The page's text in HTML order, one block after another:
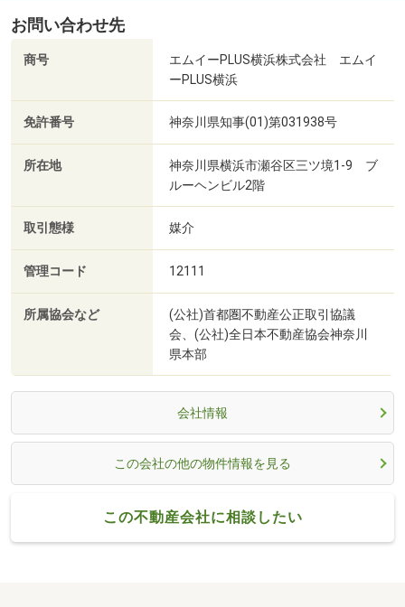
お問い合わせ先
商号
エムイーPLUS横浜株式会社 エムイ
ーPLUS横浜
免許番号 神奈川県知事(01)第031938号
所在地
神奈川県横浜市瀬谷区三ツ境1-9 ブ
ルーヘンビル2階
取引態様 媒介
管理コード 12111
所属協会など
(公社)首都圏不動産公正取引協議
会、(公社)全日本不動産協会神奈川
県本部
会社情報
この会社の他の物件情報を見る
この不動産会社に相談したい